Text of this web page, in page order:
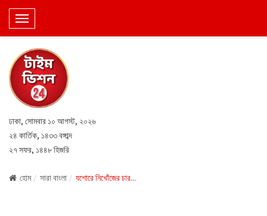
T
o
g
g
l
N
a
v
i
a
ঢাকা, সোমবার ১০ আগস্ট, ২০২৬
২৪ কার্তিক, ১৪৩৩ বঙ্গাব্দ
২৭ সফর, ১৪৪৮ হিজরি
হোম সারা বাংলা যশোরে নিখোঁজের চার...